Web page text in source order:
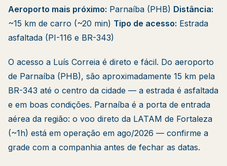
Aeroporto mais próximo: Parnaíba (PHB) Distância:
~15 km de carro (~20 min) Tipo de acesso: Estrada
asfaltada (PI-116 e BR-343)
O acesso a Luís Correia é direto e fácil. Do aeroporto
de Parnaíba (PHB), são aproximadamente 15 km pela
BR-343 até o centro da cidade — a estrada é asfaltada
e em boas condições. Parnaíba é a porta de entrada
aérea da região: o voo direto da LATAM de Fortaleza
(~1h) está em operação em ago/2026 — confirme a
grade com a companhia antes de fechar as datas.